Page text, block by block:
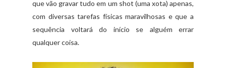
que vão gravar tudo em um shot (uma xota) apenas,
com diversas tarefas físicas maravilhosas e que a
sequência voltará do início se alguém errar
qualquer coisa.